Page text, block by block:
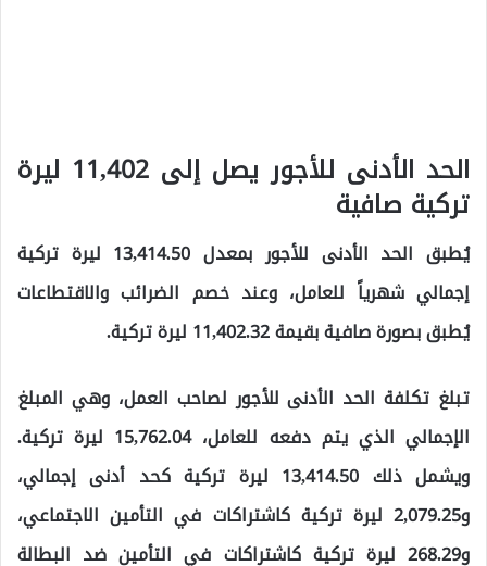
الحد الأدنى للأجور يصل إلى 11,402 ليرة
تركية صافية
يُطبق الحد الأدنى للأجور بمعدل 13,414.50 ليرة تركية
إجمالي شهرياً للعامل، وعند خصم الضرائب والاقتطاعات
يُطبق بصورة صافية بقيمة 11,402.32 ليرة تركية.
تبلغ تكلفة الحد الأدنى للأجور لصاحب العمل، وهي المبلغ
الإجمالي الذي يتم دفعه للعامل، 15,762.04 ليرة تركية.
ويشمل ذلك 13,414.50 ليرة تركية كحد أدنى إجمالي،
و2,079.25 ليرة تركية كاشتراكات في التأمين الاجتماعي،
و268.29 ليرة تركية كاشتراكات في التأمين ضد البطالة